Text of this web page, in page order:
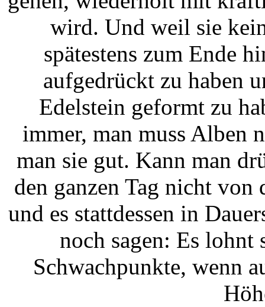
wird. Und weil sie
spätestens zum Ende
aufgedrückt zu haben
Edelstein geformt zu
immer, man muss Alben
man sie gut. Kann man
den ganzen Tag nicht
und es stattdessen in
noch sagen: Es
Schwachpunkte, wenn